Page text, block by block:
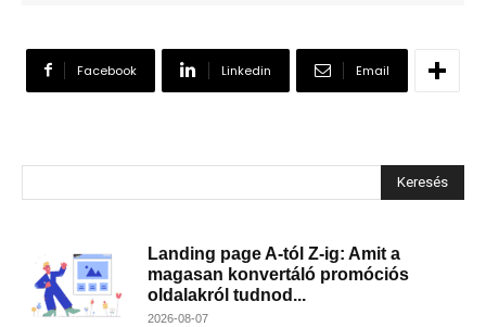
Facebook Linkedin Email
Keresés
Landing page A-tól Z-ig: Amit a
magasan konvertáló promóciós
oldalakról tudnod...
2026-08-07